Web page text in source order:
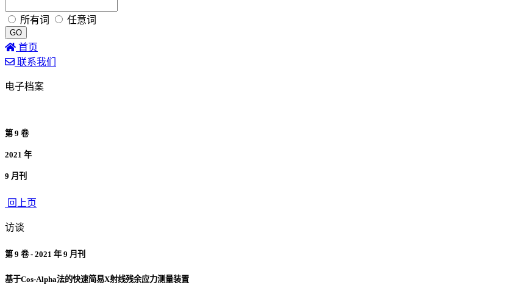
所有词 任意词
GO
首页
联系我们
电子档案
第 9 卷
2021 年
9 月刊
回上页
访谈
第 9 卷 - 2021 年 9 月刊
基于Cos-Alpha法的快速简易X射线残余应力测量装置